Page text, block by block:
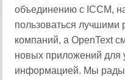
объединению с ICCM,
пользоваться лучшими
компаний, а OpenText
новых приложений для
информацией. Мы рады